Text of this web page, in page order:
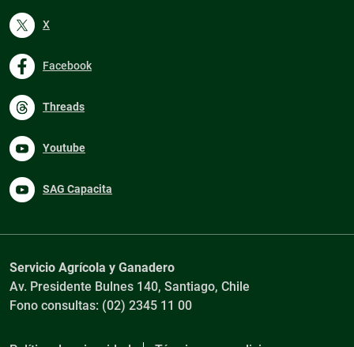
X
Facebook
Threads
Youtube
SAG Capacita
Servicio Agrícola y Ganadero
Av. Presidente Bulnes 140, Santiago, Chile
Fono consultas: (02) 2345 11 00